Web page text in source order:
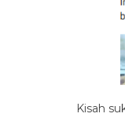
Kisah